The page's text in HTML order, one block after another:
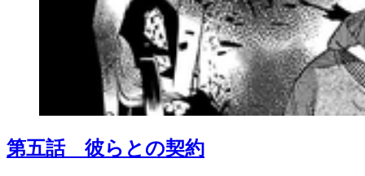
第五話 彼らとの契約